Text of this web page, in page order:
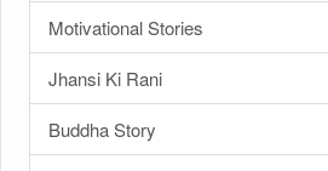
Motivational Stories
Jhansi Ki Rani
Buddha Story